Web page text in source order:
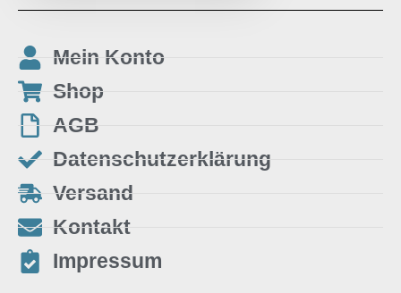
Mein Konto
Shop
AGB
Datenschutzerklärung
Versand
Kontakt
Impressum